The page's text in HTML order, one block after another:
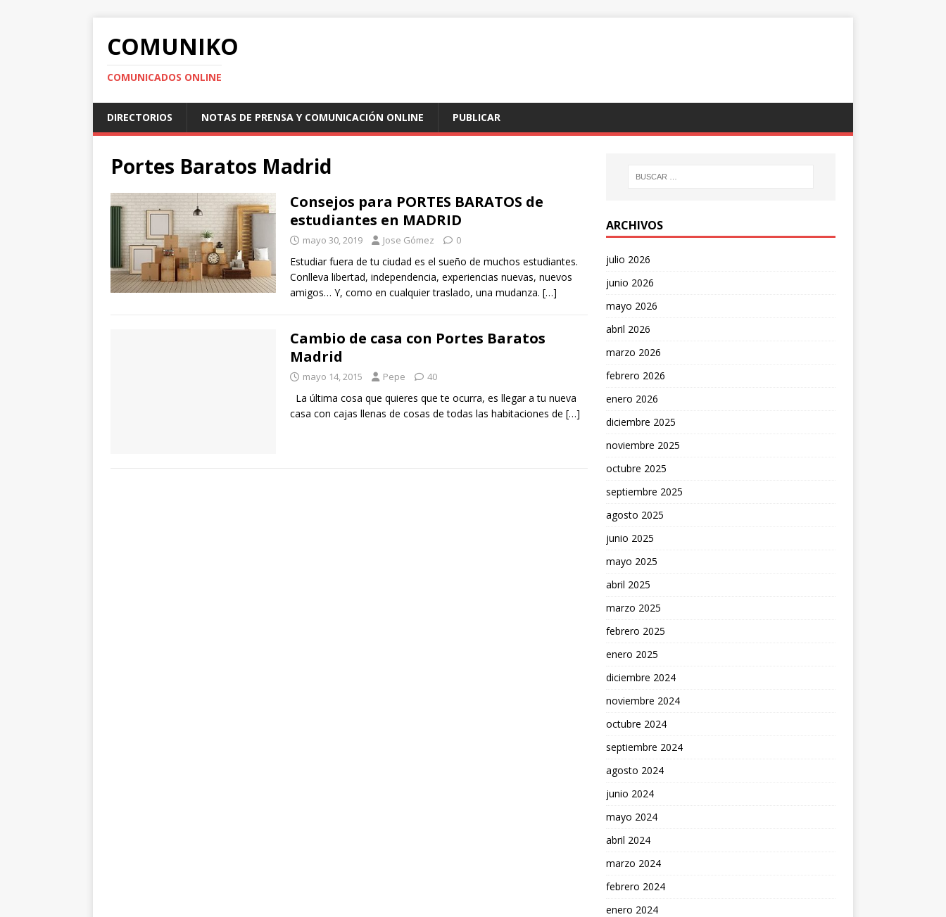
COMUNIKO
COMUNICADOS ONLINE
DIRECTORIOS NOTAS DE PRENSA Y COMUNICACIÓN ONLINE PUBLICAR
Portes Baratos Madrid
Consejos para PORTES BARATOS de
estudiantes en MADRID
mayo 30, 2019 Jose Gómez 0
Estudiar fuera de tu ciudad es el sueño de muchos estudiantes.
Conlleva libertad, independencia, experiencias nuevas, nuevos
amigos… Y, como en cualquier traslado, una mudanza. […]
Cambio de casa con Portes Baratos
Madrid
mayo 14, 2015 Pepe 40
La última cosa que quieres que te ocurra, es llegar a tu nueva
casa con cajas llenas de cosas de todas las habitaciones de […]
ARCHIVOS
julio 2026
junio 2026
mayo 2026
abril 2026
marzo 2026
febrero 2026
enero 2026
diciembre 2025
noviembre 2025
octubre 2025
septiembre 2025
agosto 2025
junio 2025
mayo 2025
abril 2025
marzo 2025
febrero 2025
enero 2025
diciembre 2024
noviembre 2024
octubre 2024
septiembre 2024
agosto 2024
junio 2024
mayo 2024
abril 2024
marzo 2024
febrero 2024
enero 2024